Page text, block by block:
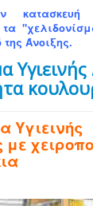
Άνοιξης.
Υγιεινής